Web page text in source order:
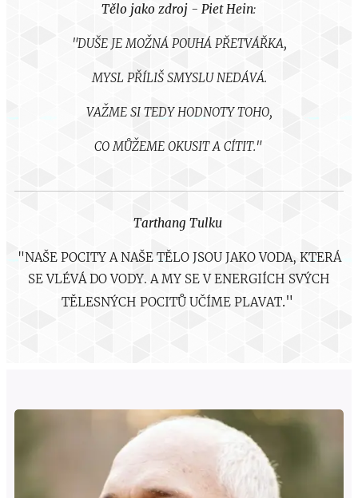
Tělo jako zdroj - Piet Hein:
"DUŠE JE MOŽNÁ POUHÁ PŘETVÁŘKA,
MYSL PŘÍLIŠ SMYSLU NEDÁVÁ.
VAŽME SI TEDY HODNOTY TOHO,
CO MŮŽEME OKUSIT A CÍTIT."
Tarthang Tulku
"NAŠE POCITY A NAŠE TĚLO JSOU JAKO VODA, KTERÁ
SE VLÉVÁ DO VODY. A MY SE V ENERGIÍCH SVÝCH
TĚLESNÝCH POCITŮ UČÍME PLAVAT."